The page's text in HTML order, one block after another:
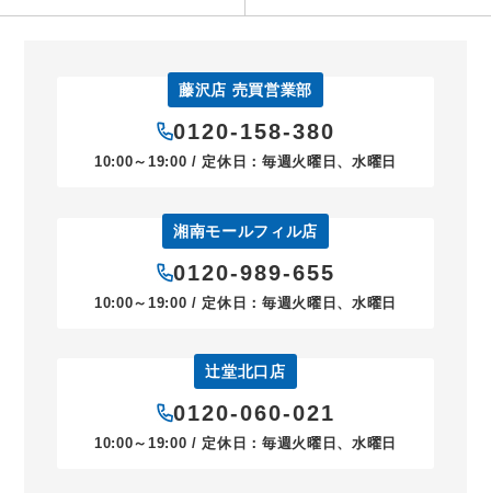
藤沢店 売買営業部
0120-158-380
10:00～19:00 / 定休日：毎週火曜日、水曜日
湘南モールフィル店
0120-989-655
10:00～19:00 / 定休日：毎週火曜日、水曜日
辻堂北口店
0120-060-021
10:00～19:00 / 定休日：毎週火曜日、水曜日